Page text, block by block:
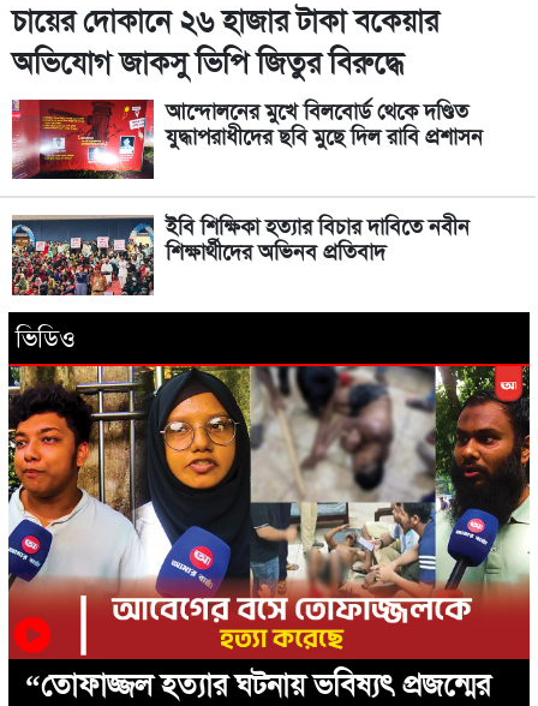
চায়ের দোকানে ২৬ হাজার টাকা বকেয়ার
অভিযোগ জাকসু ভিপি জিতুর বিরুদ্ধে
আন্দোলনের মুখে বিলবোর্ড থেকে দণ্ডিত
যুদ্ধাপরাধীদের ছবি মুছে দিল রাবি প্রশাসন
ইবি শিক্ষিকা হত্যার বিচার দাবিতে নবীন
শিক্ষার্থীদের অভিনব প্রতিবাদ
ভিডিও
“তোফাজ্জল হত্যার ঘটনায় ভবিষ্যৎ প্রজন্মের